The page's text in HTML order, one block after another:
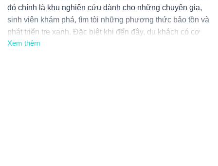
đó chính là khu nghiên cứu dành cho những chuyên gia,
sinh viên khám phá, tìm tòi những phương thức bảo tồn và
phát triển tre xanh. Đặc biệt khi đến đây, du khách có cơ
hội được tìm hiểu cụ thể hơn về những giống tre, quá trình
Xem thêm